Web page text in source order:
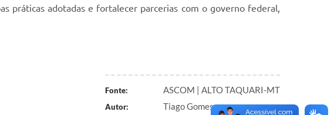
práticas adotadas e fortalecer parcerias com o governo federal,
Fonte: ASCOM | ALTO TAQUARI-MT
Autor: Tiago Gomes